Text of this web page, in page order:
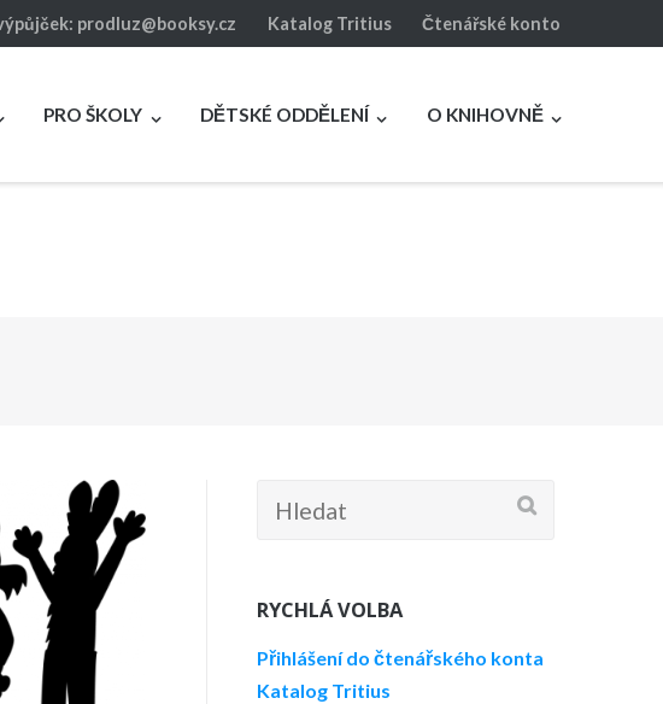
prodluz@booksy.cz Katalog Tritius Čtenářské konto
PRO ŠKOLY DĚTSKÉ ODDĚLENÍ O KNIHOVNĚ
Hledat:
RYCHLÁ VOLBA
Přihlášení do čtenářského konta
Katalog Tritius